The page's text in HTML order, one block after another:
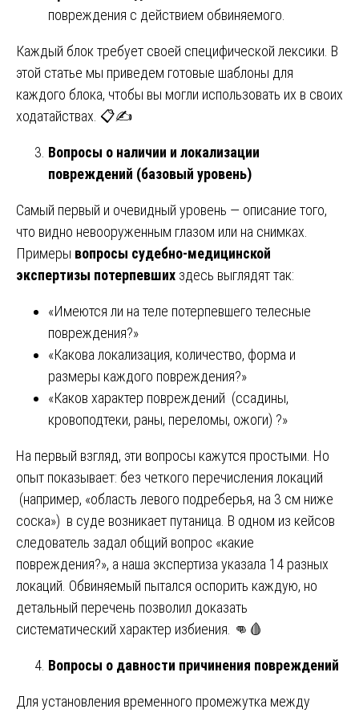
повреждения с действием обвиняемого.
Каждый блок требует своей специфической лексики. В
этой статье мы приведем готовые шаблоны для
каждого блока, чтобы вы могли использовать их в своих
ходатайствах. 📋✍️
Вопросы о наличии и локализации
повреждений (базовый уровень)
Самый первый и очевидный уровень — описание того,
что видно невооруженным глазом или на снимках.
Примеры вопросы судебно-медицинской
экспертизы потерпевших здесь выглядят так:
«Имеются ли на теле потерпевшего телесные
повреждения?»
«Какова локализация, количество, форма и
размеры каждого повреждения?»
«Каков характер повреждений (ссадины,
кровоподтеки, раны, переломы, ожоги) ?»
На первый взгляд, эти вопросы кажутся простыми. Но
опыт показывает: без четкого перечисления локаций
(например, «область левого подреберья, на 3 см ниже
соска») в суде возникает путаница. В одном из кейсов
следователь задал общий вопрос «какие
повреждения?», а наша экспертиза указала 14 разных
локаций. Обвиняемый пытался оспорить каждую, но
детальный перечень позволил доказать
систематический характер избиения. 👊🩸
Вопросы о давности причинения повреждений
Для установления временного промежутка между